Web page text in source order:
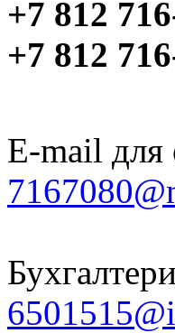
+7 812
+7 812
E-mail для